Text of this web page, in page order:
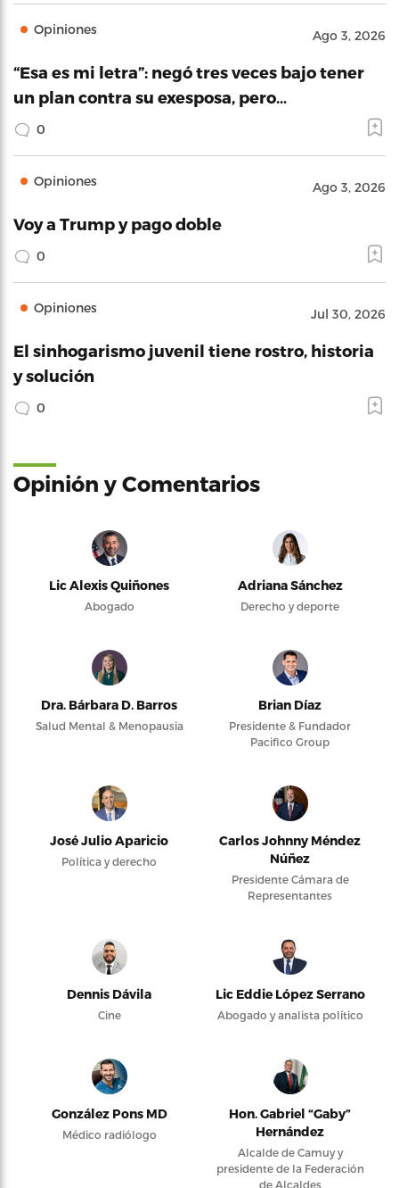
Opiniones Ago 3, 2026
“Esa es mi letra”: negó tres veces bajo tener
un plan contra su exesposa, pero…
0
Opiniones Ago 3, 2026
Voy a Trump y pago doble
0
Opiniones Jul 30, 2026
El sinhogarismo juvenil tiene rostro, historia
y solución
0
Opinión y Comentarios
Lic Alexis Quiñones
Abogado
Adriana Sánchez
Derecho y deporte
Dra. Bárbara D. Barros
Salud Mental & Menopausia
Brian Díaz
Presidente & Fundador
Pacifico Group
José Julio Aparicio
Política y derecho
Carlos Johnny Méndez
Núñez
Presidente Cámara de
Representantes
Dennis Dávila
Cine
Lic Eddie López Serrano
Abogado y analista político
González Pons MD
Médico radiólogo
Hon. Gabriel “Gaby”
Hernández
Alcalde de Camuy y
presidente de la Federación
de Alcaldes